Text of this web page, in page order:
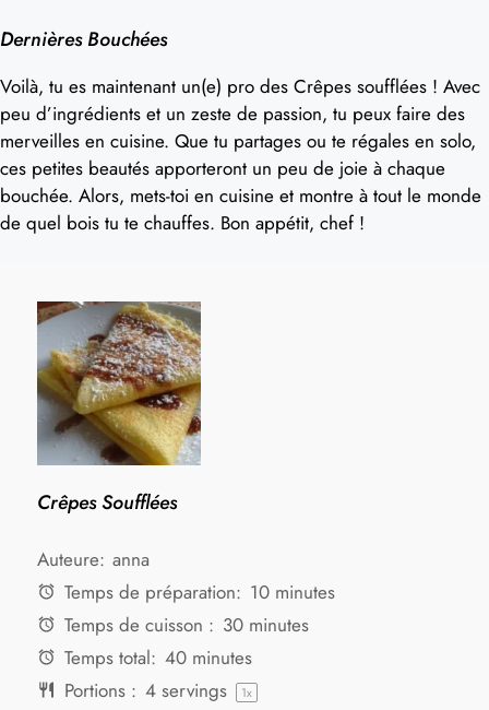
Dernières Bouchées
Voilà, tu es maintenant un(e) pro des Crêpes soufflées ! Avec
peu d’ingrédients et un zeste de passion, tu peux faire des
merveilles en cuisine. Que tu partages ou te régales en solo,
ces petites beautés apporteront un peu de joie à chaque
bouchée. Alors, mets-toi en cuisine et montre à tout le monde
de quel bois tu te chauffes. Bon appétit, chef !
Crêpes Soufflées
Auteure: anna
Temps de préparation: 10 minutes
Temps de cuisson : 30 minutes
Temps total: 40 minutes
Portions : 4servings 1x